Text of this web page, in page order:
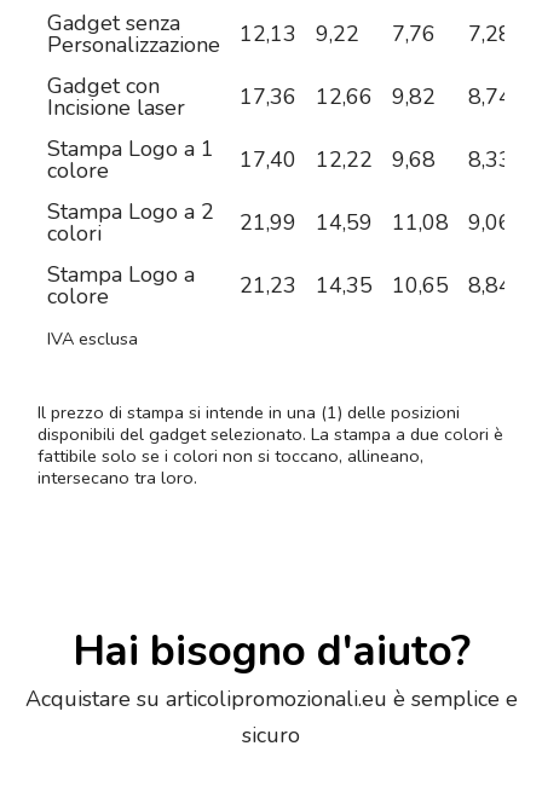
Gadget senza
Personalizzazione 12,13 9,22 7,76 7,28
Gadget con
Incisione laser 17,36 12,66 9,82 8,74
Stampa Logo a 1
colore 17,40 12,22 9,68 8,33
Stampa Logo a 2
colori 21,99 14,59 11,08 9,06
Stampa Logo a
colore 21,23 14,35 10,65 8,84
IVA esclusa
Il prezzo di stampa si intende in una (1) delle posizioni
disponibili del gadget selezionato. La stampa a due colori è
fattibile solo se i colori non si toccano, allineano,
intersecano tra loro.
Hai bisogno d'aiuto?
Acquistare su articolipromozionali.eu è semplice e
sicuro